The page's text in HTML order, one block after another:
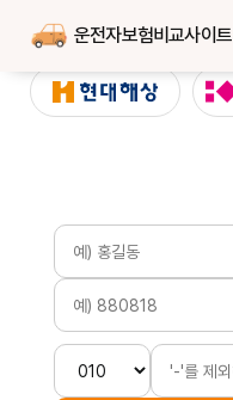
운전자보험비교사이트